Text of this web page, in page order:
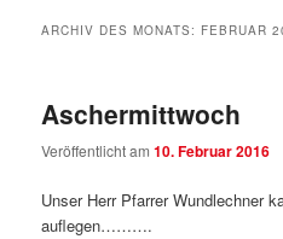
ARCHIV DES MONATS: FEBRUAR
Aschermittwoch
Veröffentlicht am10. Februar 2016
Unser Herr Pfarrer Wundlechner
auflegen……….